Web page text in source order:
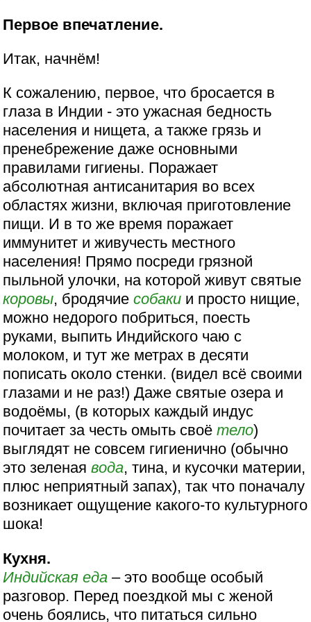
Первое впечатление.
Итак, начнём!
К сожалению, первое, что бросается в
глаза в Индии - это ужасная бедность
населения и нищета, а также грязь и
пренебрежение даже основными
правилами гигиены. Поражает
абсолютная антисанитария во всех
областях жизни, включая приготовление
пищи. И в то же время поражает
иммунитет и живучесть местного
населения! Прямо посреди грязной
пыльной улочки, на которой живут святые
коровы, бродячиесобаки и просто нищие,
можно недорого побриться, поесть
руками, выпить Индийского чаю с
молоком, и тут же метрах в десяти
пописать около стенки. (видел всё своими
глазами и не раз!) Даже святые озера и
водоёмы, (в которых каждый индус
почитает за честь омыть своётело)
выглядят не совсем гигиенично (обычно
это зеленаявода, тина, и кусочки материи,
плюс неприятный запах), так что поначалу
возникает ощущение какого-то культурного
шока!
Кухня.
Индийская еда – это вообще особый
разговор. Перед поездкой мы с женой
очень боялись, что питаться сильно